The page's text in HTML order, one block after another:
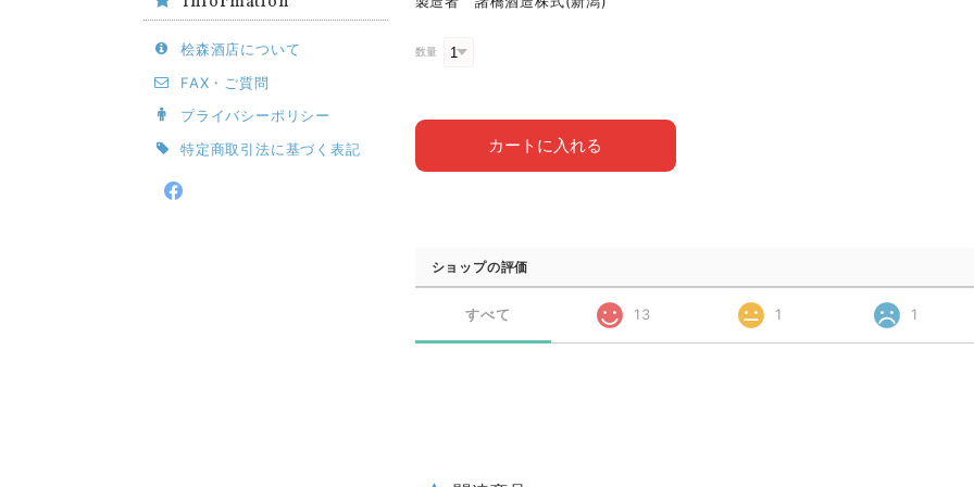
桧森酒店について
FAX・ご質問
プライバシーポリシー
特定商取引法に基づく表記
数量
カートに入れる
ショップの評価
すべて 13 1 1